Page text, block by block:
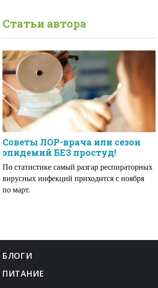
Статьи автора
Советы ЛОР-врача или сезон
эпидемий БЕЗ простуд!
По статистике самый разгар респираторных
вирусных инфекций приходится с ноября
по март.
БЛОГИ
ПИТАНИЕ